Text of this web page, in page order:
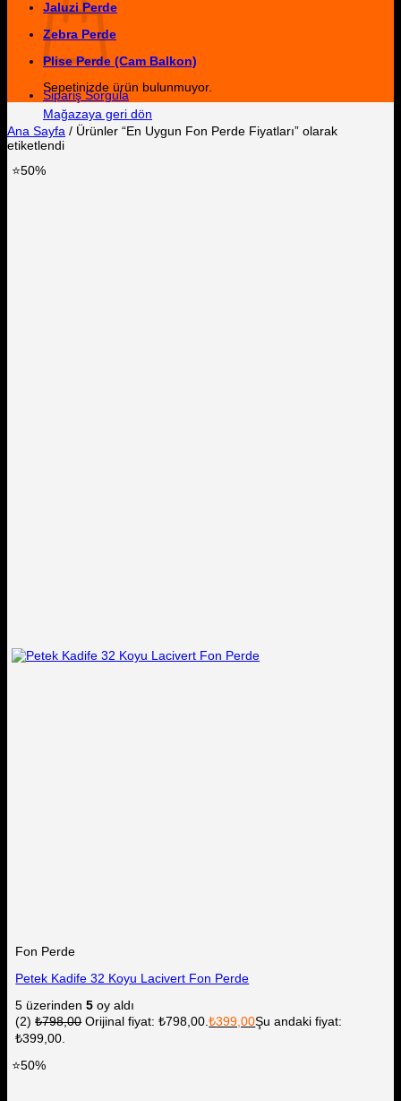
Sepetinizde ürün bulunmuyor.
Mağazaya geri dön
Jaluzi Perde
Zebra Perde
Plise Perde (Cam Balkon)
Sipariş Sorgula
Ana Sayfa / Ürünler “En Uygun Fon Perde Fiyatları” olarak
etiketlendi
⭐50%
Fon Perde
Petek Kadife 32 Koyu Lacivert Fon Perde
5 üzerinden5 oy aldı
(2) ₺798,00 Orijinal fiyat: ₺798,00.₺399,00Şu andaki fiyat:
₺399,00.
⭐50%